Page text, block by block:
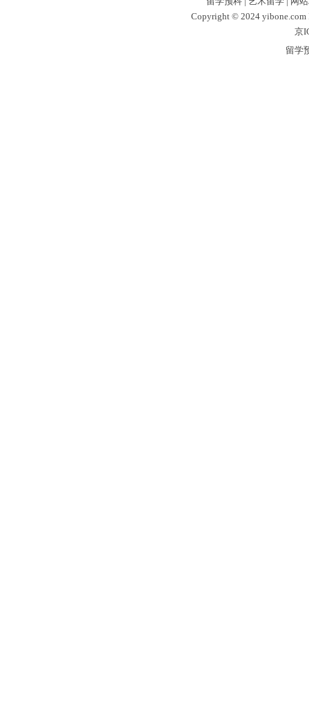
Copyright © 2024 yibone.com
京
留学